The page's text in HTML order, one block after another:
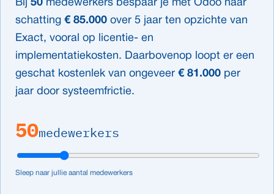
Bij 50 medewerkers bespaar je met Odoo naar
schatting € 85.000 over 5 jaar ten opzichte van
Exact, vooral op licentie- en
implementatiekosten. Daarbovenop loopt er een
geschat kostenlek van ongeveer € 81.000 per
jaar door systeemfrictie.
50medewerkers
Sleep naar jullie aantal medewerkers